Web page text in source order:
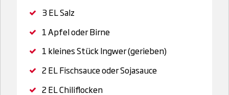
3 ELSalz
1Apfel oder Birne
1 kleines StückIngwer (gerieben)
2 ELFischsauce oder Sojasauce
2 ELChiliflocken